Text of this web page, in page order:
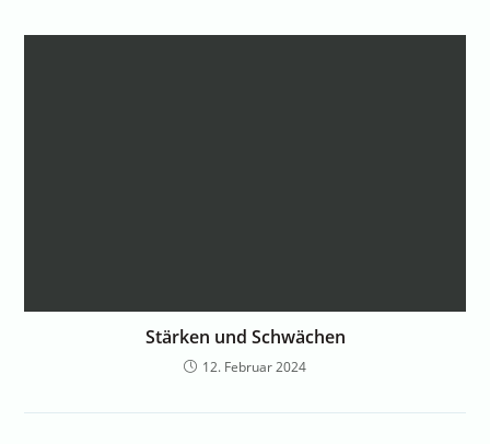
Stärken und Schwächen
12. Februar 2024